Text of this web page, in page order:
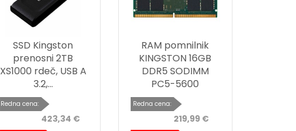
SSD Kingston
prenosni 2TB
XS1000 rdeč, USB A
3.2,...
Redna cena:
423,34 €
RAM pomnilnik
KINGSTON 16GB
DDR5 SODIMM
PC5-5600
Redna cena:
219,99 €